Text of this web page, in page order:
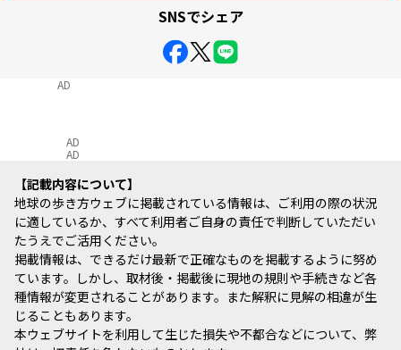
SNSでシェア
AD
AD
AD
記載内容について
地球の歩き方ウェブに掲載されている情報は、ご利用の際の状況
に適しているか、すべて利用者ご自身の責任で判断していただい
たうえでご活用ください。
掲載情報は、できるだけ最新で正確なものを掲載するように努め
ています。しかし、取材後・掲載後に現地の規則や手続きなど各
種情報が変更されることがあります。また解釈に見解の相違が生
じることもあります。
本ウェブサイトを利用して生じた損失や不都合などについて、弊